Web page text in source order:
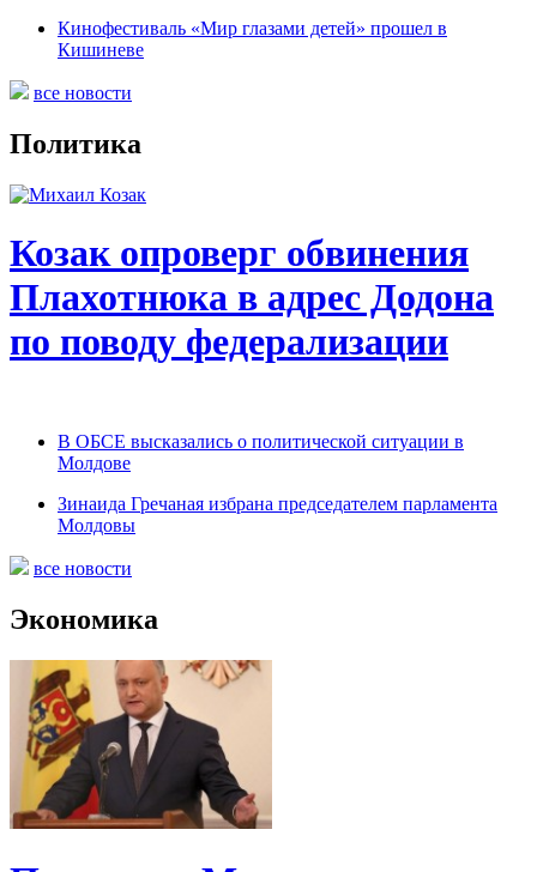
Кинофестиваль «Мир глазами детей» прошел в
Кишиневе
все новости
Политика
Козак опроверг обвинения
Плахотнюка в адрес Додона
по поводу федерализации
В ОБСЕ высказались о политической ситуации в
Молдове
Зинаида Гречаная избрана председателем парламента
Молдовы
все новости
Экономика